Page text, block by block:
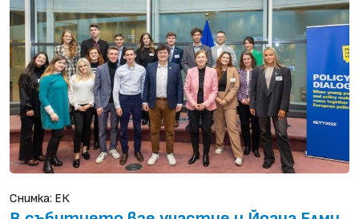
Снимка: ЕК